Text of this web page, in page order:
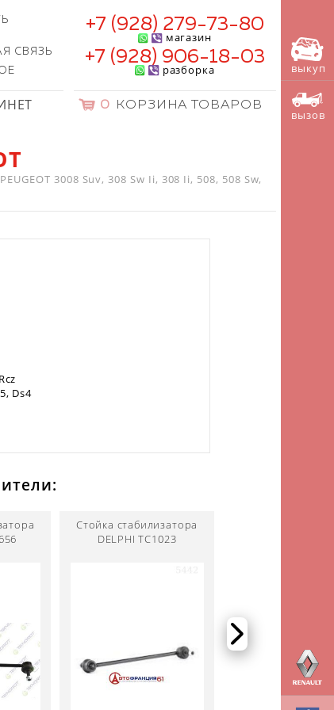
СВЯЗЬ
+7 (928) 279-73-80
магазин
+7 (928) 906-18-03
разборка
0 КОРЗИНА ТОВАРОВ
3008 Suv, 308 Sw Ii, 308 Ii, 508, 508 Sw,
Ds4
Стойка стабилизатора
DELPHI TC1023
выкуп
вызов